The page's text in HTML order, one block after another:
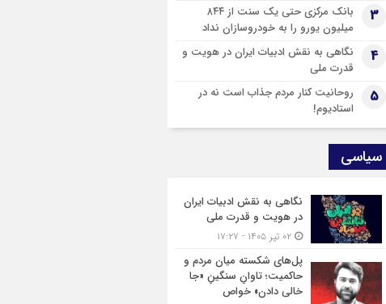
حقوق‌خانواده»3
بانک مرکزی حتی یک سنت از ۸۴۴
میلیون یورو را به خودروسازان نداد
4
نگاهی به نقش ادبیات ایران در هویت و
قدرت ملی
5
روحانیت کنار مردم جذاب است نه در
استادیوم!
سیاسی
نگاهی به نقش ادبیات ایران
در هویت و قدرت ملی
پل‌های شکسته میان مردم و
حاکمیت؛ تاوانِ سنگینِ «جا
خالی دادن» خواص